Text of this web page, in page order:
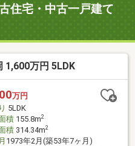
住宅・中古一戸建て
1,600万円 5LDK
万円
5LDK
積155.8m2
積314.34m2
1973年2月(築53年7ヶ月)